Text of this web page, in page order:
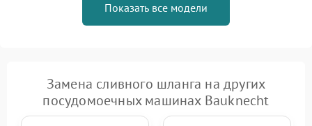
Показать все модели
Замена сливного шланга на других
посудомоечных машинах Bauknecht